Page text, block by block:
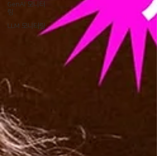
GenAI 모니터
링
LLM 모니터링